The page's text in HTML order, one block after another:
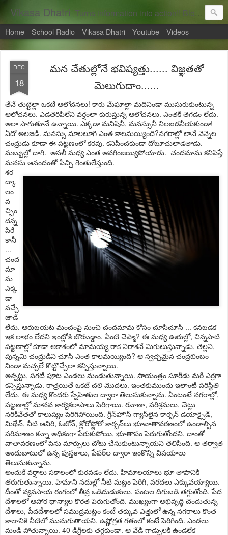
Vikasa Dhatri Turns information into action!! Blogs on Sustainability
Home School Radio Vikasa Dhatri Youtube Videos
DEC
18
మన చేతుల్లోనే భవిష్యత్తు...... విజ్ఞతతో
మెలుగుదాం......
తేనే తుట్టెల్లా ఒకటే ఆలోచనలు! కారు మేఘాల్లా మదినిండా ముసురుకుంటున్న
ఆలోచనలు. ఎడతెరిపిలేని వర్షంలా కురుస్తున్న ఆలోచనలు. ఎంతకీ తెగడం లేదు.
అలా సాగుతూనే ఉన్నాయి. ఎక్కడా మనిషినీ, మనస్సునీ నిలబడనీయకుండా!
ఏదో అలజడి. మనస్సు మాలలూగి ఎంత కాలమయ్యింది?నగరాల్లో లానే వెన్నెల
చంద్రుడు కూడా ఈ పట్టణంలో కరవు. కనిపించకుండా దోబూచులాడతాడు.
మబ్బుల్లో దాగి. అసలీ మధ్య ఎంత ఆవగింజయ్యిపోయాడు. చందమామ కనిపిస్తే
మనసు ఆనందంతో పిచ్చి గెంతులేస్తుంది.
శర
ద్కా
లం
వ
చ్చిం
దన్న
పేరే
కానీ
...
చంద
మా
మ
ఎక్క
డా
వచ్చే
జాడే
లేదు. ఆరుబయట మంచంపై నుంచి చందమామ కోసం చూసిచూసి ... కనబడక
ఇక లాభం లేదని ఇంట్లోకి జొరబడ్డాం. ఏంటి చెప్మా? ఈ మధ్య ఊరుల్లో, చిన్నపాటి
పట్టణాల్లో కూడా ఆకాశంలో మామయ్య రాక నిరాశనే మిగులుస్తున్నాడు. తెల్లని,
పున్నమి చంద్రుడిని చూసి ఎంత కాలమయ్యింది? ఆ స్వచ్ఛమైన చంద్రబింబం
నిండా మచ్చలే కొట్టొచ్చేలా కన్పిస్తున్నాయి.
అన్నట్టు, పగటి పూట ఎండలు మండుతున్నాయి. సాయంత్రం సూరీడు మరీ ఎర్రగా
కన్పిస్తున్నాడు. రాత్రయితే ఒకటే చలి మొదలు. ఇంతకుముందు ఇలాంటి పరిస్థితి
లేదు. ఈ మధ్య కొందరు స్నేహితుల ద్వారా తెలుసుకున్నాను. ఏంటంటే నగరాల్లో,
పట్టణాల్లో మానవ కార్యకలాపాలు పెరిగాయి. రవాణా, పరిశ్రమలు, చెట్లు
నరికివేతతో కాలుష్యం పెరిగిపోయింది. గ్రీన్‌హౌస్‌ గ్యాస్‌లైన కార్బన్‌ డయాక్సైడ్‌,
మిథేన్‌, నీటి ఆవిరి, ఓజోన్‌, క్లోరోఫ్లోరో కార్బన్‌లు భూవాతావరణంలో ఉండాల్సిన
పరిమాణం కన్నా అధికంగా పేరుకుపోయి, భూతాపం పెరుగుతోందని. దాంతో
వాతావరణంలో పెను మార్పులు చోటు చేసుకుంటున్నాయని తెలిసింది. ఆ తర్వాత
అందుబాటులో ఉన్న పుస్తకాలు, పేపర్‌ల ద్వారా ఇంకొన్ని విషయాలు
తెలుసుకున్నాను.
అందుకే వర్షాలు సకాలంలో కురవడం లేదు. హిమాలయాలు భూ తాపానికి
తరుగుతున్నాయి. హిమాని నదుల్లో నీటి మట్టం పెరిగి, వరదలు ఎక్కువయ్యాయి.
దీంతో వ్యవసాయ రంగంలో తీవ్ర ఒడిదుడుకులు. పంటల దిగుబడి తగ్గుతోంది. పేద
దేశాలలో ఆహార ధాన్యాల కొరత పెరుగుతోంది. ముఖ్యంగా అభివృద్ధి చెందుతున్న
దేశాలు, పేదదేశాలలో సముద్రమట్టం కంటే తక్కువ ఎత్తులో ఉన్న నగరాలు కొంత
కాలానికి నీటిలో మునుగుతాయని. ఉష్ణోగ్రత గతంలో కంటే పెరిగింది. ఎండలు
మండి పోతున్నాయి. 40 డిగ్రీలకు తగ్గకుండా. ఆ వేడి గాడ్పులకి ఉండలేక